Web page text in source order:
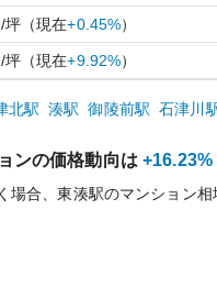
坪（現在+0.45%）
坪（現在+9.92%）
北駅 湊駅 御陵前駅 石津川
ンの価格動向は +16.23%
場合、東湊駅のマンション相